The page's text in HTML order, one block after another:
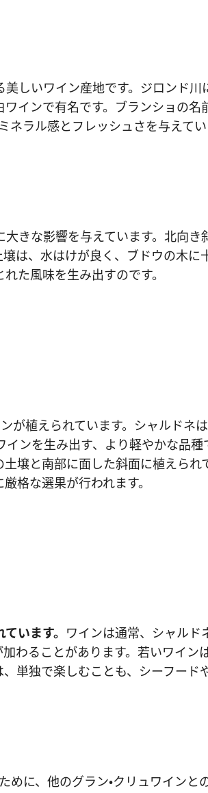
しいワイン産地です。ジロンド
インで有名です。ブランショの
ラル感とフレッシュさを与えてい
きな影響を与えています。北向
は、水はけが良く、ブドウの木
た風味を生み出すのです。
が植えられています。シャルドネは
ンを生み出す、より軽やかな品
壌と南部に面した斜面に植えら
格な選果が行われます。
います。 ワインは通常、シャル
わることがあります。若いワイ
単独で楽しむことも、シーフード
めに、他のグラン・クリュワイン